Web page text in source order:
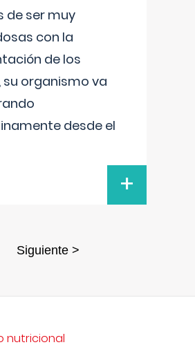
de ser muy
con la
de los
su organismo va
desde el
+
Siguiente >
nutricional